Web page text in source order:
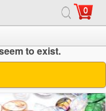
0
to exist.